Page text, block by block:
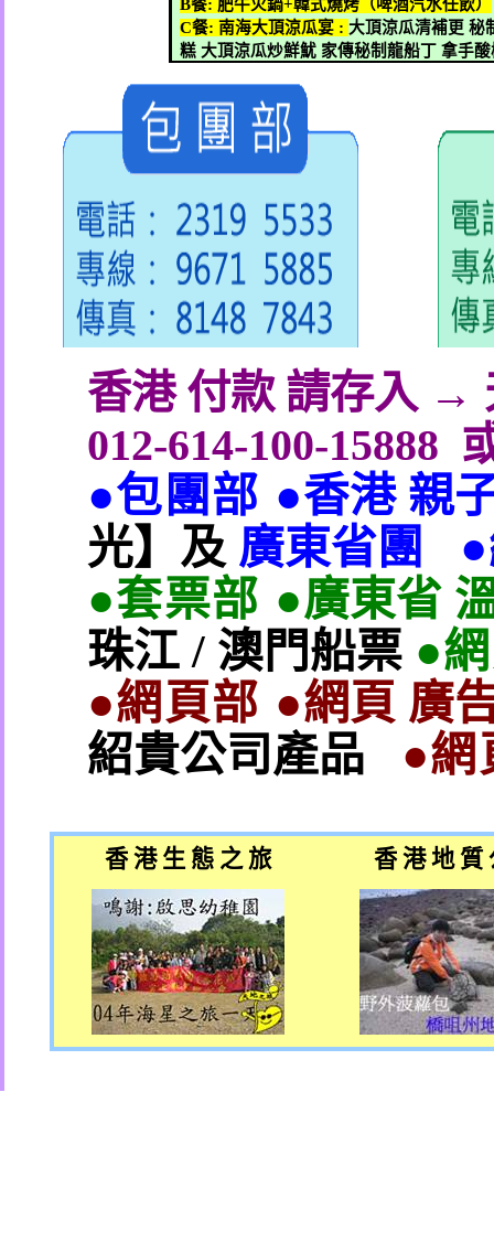
B餐: 肥牛火鍋+韓式燒烤（啤酒汽水任飲）
C餐:南海大頂涼瓜宴 : 大頂涼瓜清補更 秘
糕 大頂涼瓜炒鮮魷 家傳秘制龍船丁 拿手
香港 付款 請存入 →
012-614-100-15888
●包團部 ●香港 親
光】及 廣東省團
●套票部 ●廣東省
珠江/ 澳門船票 ●
●網頁部 ●網頁 廣
紹貴公司產品
●網
香 港 生 態 之 旅 香 港 地 質